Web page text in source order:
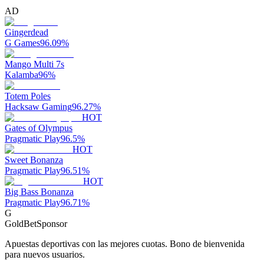
AD
Gingerdead
G Games96.09%
Mango Multi 7s
Kalamba96%
Totem Poles
Hacksaw Gaming96.27%
HOT
Gates of Olympus
Pragmatic Play96.5%
HOT
Sweet Bonanza
Pragmatic Play96.51%
HOT
Big Bass Bonanza
Pragmatic Play96.71%
G
GoldBetSponsor
Apuestas deportivas con las mejores cuotas. Bono de bienvenida
para nuevos usuarios.